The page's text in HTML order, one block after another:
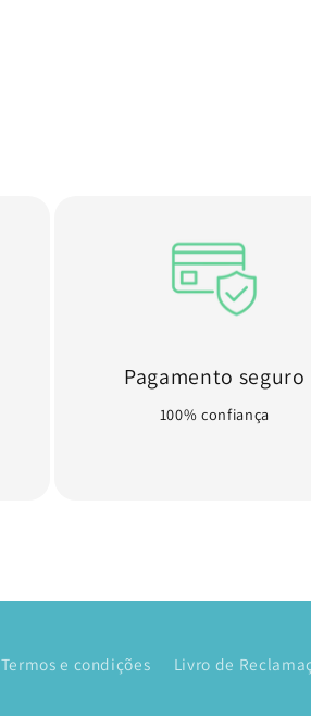
Pagamento seguro
100% confiança
Termos e condições Livro de